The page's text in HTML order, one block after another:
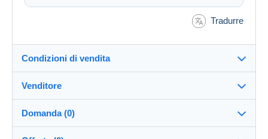
Tradurre
Condizioni di vendita
Destinazione:
Vedi l'elenco dei paesi
Invio:
Venditore
dubout100%(9477x)
Domanda (0)